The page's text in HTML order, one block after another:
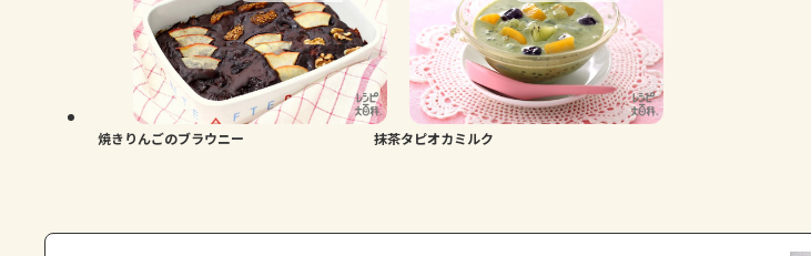
焼きりんごのブラウニー 抹茶タピオカミルク